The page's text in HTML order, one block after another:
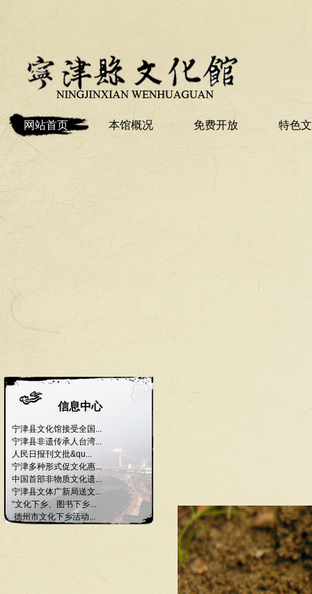
网站首页 本馆概况 免费开放 特色
信息中心
宁津县文化馆接受全国...
宁津县非遗传承人台湾...
人民日报刊文批&qu...
宁津多种形式促文化惠...
中国首部非物质文化遗...
宁津县文体广新局送文...
“文化下乡、图书下乡...
德州市文化下乡活动...